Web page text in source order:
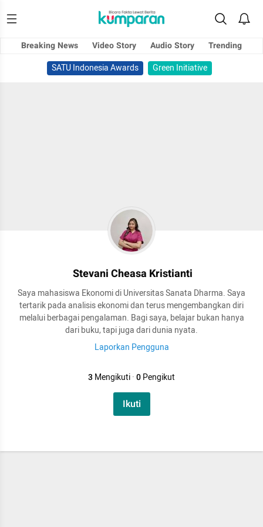
Breaking News Video Story Audio Story
Trending
SATU Indonesia Awards
Green Initiative
Stevani Cheasa Kristianti
Saya mahasiswa Ekonomi di Universitas Sanata Dharma. Saya
tertarik pada analisis ekonomi dan terus mengembangkan diri
melalui berbagai pengalaman. Bagi saya, belajar bukan hanya
dari buku, tapi juga dari dunia nyata.
Laporkan Pengguna
3Mengikuti·0Pengikut
Ikuti